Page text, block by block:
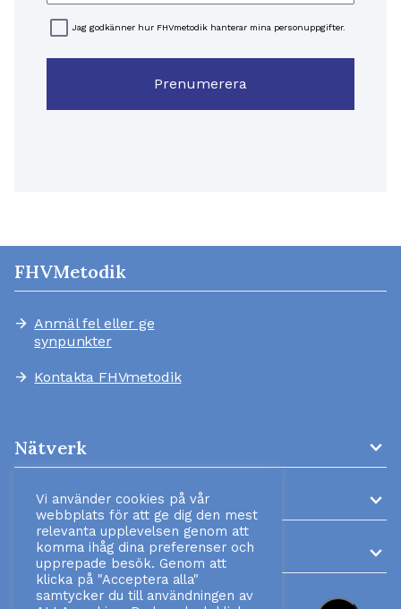
Jag godkänner hur FHVmetodik hanterar mina personuppgifter.
FHVMetodik
arrow_forward Anmäl fel eller ge
synpunkter
arrow_forward Kontakta FHVmetodik
Nätverk expand_more
AMM-kliniker expand_more
Information expand_more
Vi använder cookies på vår
webbplats för att ge dig den mest
relevanta upplevelsen genom att
komma ihåg dina preferenser och
upprepade besök. Genom att
klicka på "Acceptera alla"
samtycker du till användningen av